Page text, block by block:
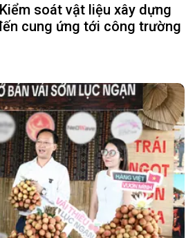
soát vật liệu xây dựng
cung ứng tới công trường